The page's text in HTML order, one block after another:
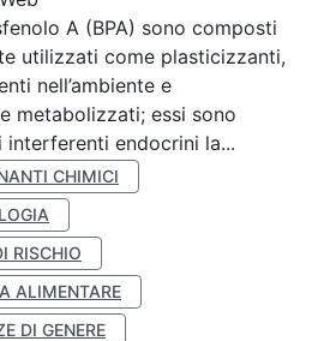
A (BPA) sono composti
utilizzati come plasticizzanti,
nell’ambiente e
metabolizzati; essi sono
interferenti endocrini la...
CHIMICI
RISCHIO
ALIMENTARE
DI GENERE